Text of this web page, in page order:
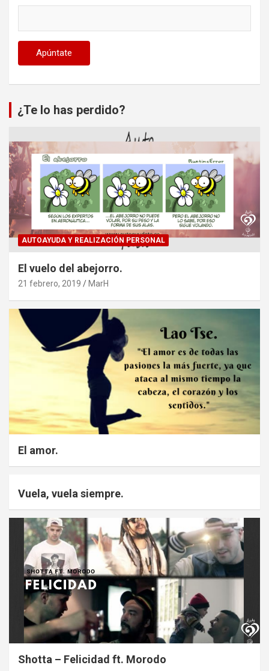
¿Te lo has perdido?
AUTOAYUDA Y REALIZACIÓN PERSONAL
El vuelo del abejorro.
21 febrero, 2019 MarH
El amor.
Vuela, vuela siempre.
Shotta – Felicidad ft. Morodo